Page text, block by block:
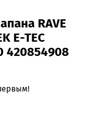
RAVE
E-TEC
420854908